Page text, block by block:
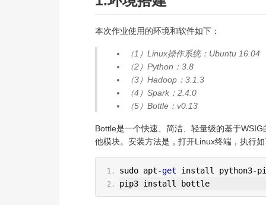
本次作业使用的环境和软件如下：
（1）Linux操作系统：Ubuntu 16.04
（2）Python：3.8
（3）Hadoop：3.1.3
（4）Spark：2.4.0
（5）Bottle：v0.13
Bottle是一个快速、简洁、轻量级的基于
他模块。安装方法是，打开Linux终端，执行
sudo apt-get install python3-
pip3 install bottle